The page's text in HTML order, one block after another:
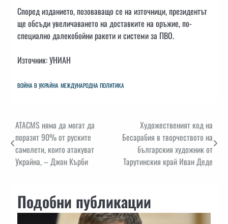
Според изданието, позоваващо се на източници, президентът
ще обсъди увеличаването на доставките на оръжие, по-
специално далекобойни ракети и системи за ПВО.
Източник: УНИАН
ВОЙНА В УКРАЙНА МЕЖДУНАРОДНА ПОЛИТИКА
Навигация
ATACMS няма да могат да
поразят 90% от руските
самолети, които атакуват
Украйна, – Джон Кърби
Художественият код на
Бесарабия в творчеството на
българския художник от
Тарутинския край Иван Деде
Подобни публикации